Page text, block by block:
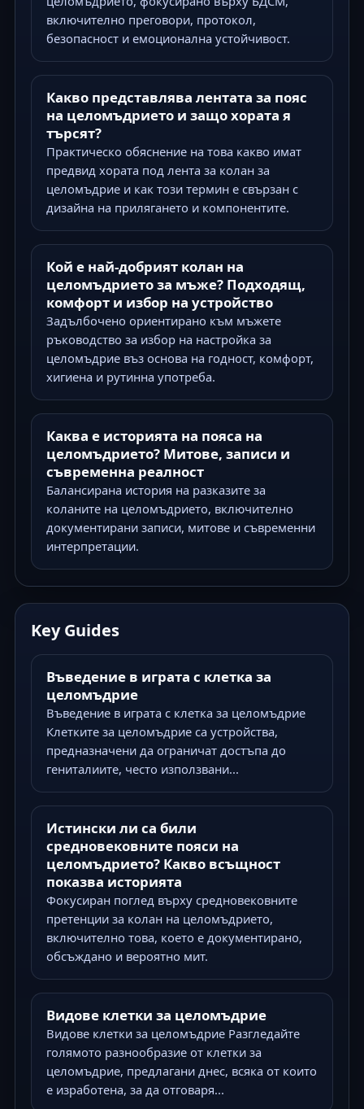
включително преговори, протокол,
безопасност и емоционална устойчивост.
Какво представлява лентата за пояс
на целомъдрието и защо хората я
търсят?
Практическо обяснение на това какво имат
предвид хората под лента за колан за
целомъдрие и как този термин е свързан с
дизайна на прилягането и компонентите.
Кой е най-добрият колан на
целомъдрието за мъже? Подходящ,
комфорт и избор на устройство
Задълбочено ориентирано към мъжете
ръководство за избор на настройка за
целомъдрие въз основа на годност, комфорт,
хигиена и рутинна употреба.
Каква е историята на пояса на
целомъдрието? Митове, записи и
съвременна реалност
Балансирана история на разказите за
коланите на целомъдрието, включително
документирани записи, митове и съвременни
интерпретации.
Key Guides
Въведение в играта с клетка за
целомъдрие
Въведение в играта с клетка за целомъдрие
Клетките за целомъдрие са устройства,
предназначени да ограничат достъпа до
гениталиите, често използвани...
Истински ли са били
средновековните пояси на
целомъдрието? Какво всъщност
показва историята
Фокусиран поглед върху средновековните
претенции за колан на целомъдрието,
включително това, което е документирано,
обсъждано и вероятно мит.
Видове клетки за целомъдрие
Видове клетки за целомъдрие Разгледайте
голямото разнообразие от клетки за
целомъдрие, предлагани днес, всяка от които
е изработена, за да отговаря...